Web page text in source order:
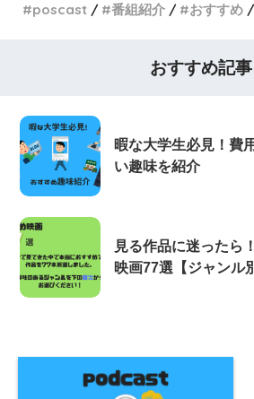
poscast
番組紹介 おすすめ
おすすめ記事
暇な大学生必見！費
い趣味を紹介
見る作品に迷ったら
映画77選【ジャンル